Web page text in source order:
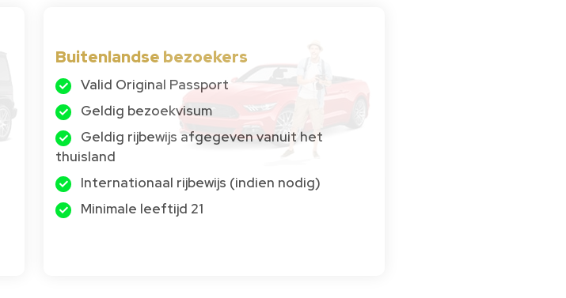
Buitenlandse bezoekers
Valid Original Passport
Geldig bezoekvisum
Geldig rijbewijs afgegeven vanuit het
thuisland
Internationaal rijbewijs (indien nodig)
Minimale leeftijd 21